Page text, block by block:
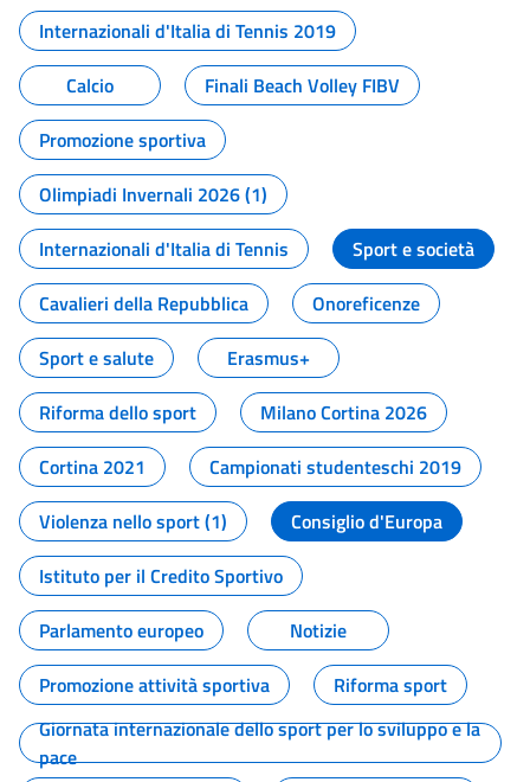
Internazionali d'Italia di Tennis 2019
Calcio
Finali Beach Volley FIBV
Promozione sportiva
Olimpiadi Invernali 2026 (1)
Internazionali d'Italia di Tennis
Sport e società
Cavalieri della Repubblica
Onoreficenze
Sport e salute
Erasmus+
Riforma dello sport
Milano Cortina 2026
Cortina 2021
Campionati studenteschi 2019
Violenza nello sport (1)
Consiglio d'Europa
Istituto per il Credito Sportivo
Parlamento europeo
Notizie
Promozione attività sportiva
Riforma sport
Giornata internazionale dello sport per lo sviluppo e la
pace